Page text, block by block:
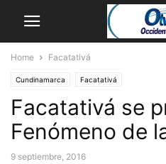
Home Facatativá
Cundinamarca Facatativá
Facatativá se
Fenómeno de
9 septiembre, 2016